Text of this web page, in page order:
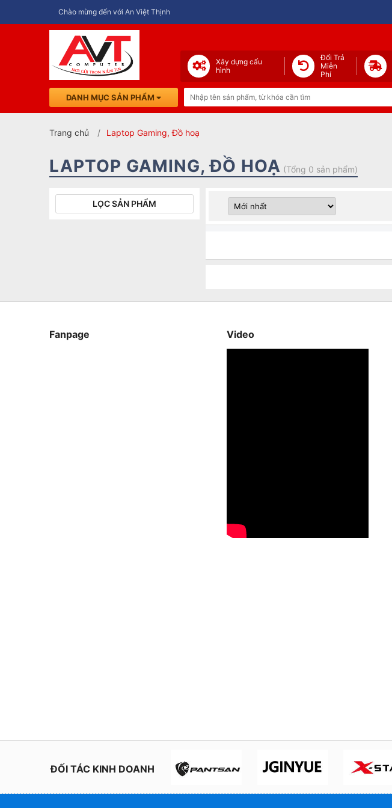
Chào mừng đến với An Việt Thịnh
Xây dựng cấu
hình
Đổi Trả
Miễn
Phí
DANH MỤC SẢN PHẨM
Trang chủ Laptop Gaming, Đồ hoạ
LAPTOP GAMING, ĐỒ HOẠ (Tổng 0 sản phẩm)
LỌC SẢN PHẨM
Fanpage Video
ĐỐI TÁC KINH DOANH